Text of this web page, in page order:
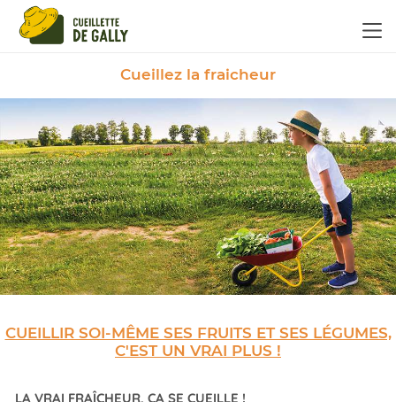
Cueillez la fraicheur
CUEILLIR SOI-MÊME SES FRUITS ET SES LÉGUMES,
C'EST UN VRAI PLUS !
LA VRAI FRAÎCHEUR, ÇA SE CUEILLE !
Panneau de gestion des cookies